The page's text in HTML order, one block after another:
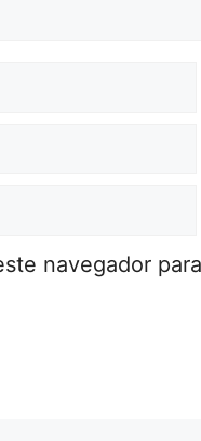
navegador